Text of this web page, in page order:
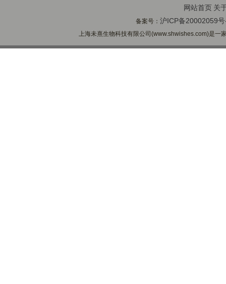
网站首页 关
备案号：沪ICP备20002059
上海未熹生物科技有限公司(www.shwishes.com)是一